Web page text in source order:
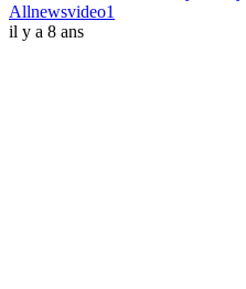
Allnewsvideo1
il y a 8 ans